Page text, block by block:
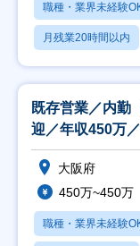
職種・業界未経験
月残業20時間以内
既存営業／内勤
迎／年収450万
大阪府
450万~450万
職種・業界未経験